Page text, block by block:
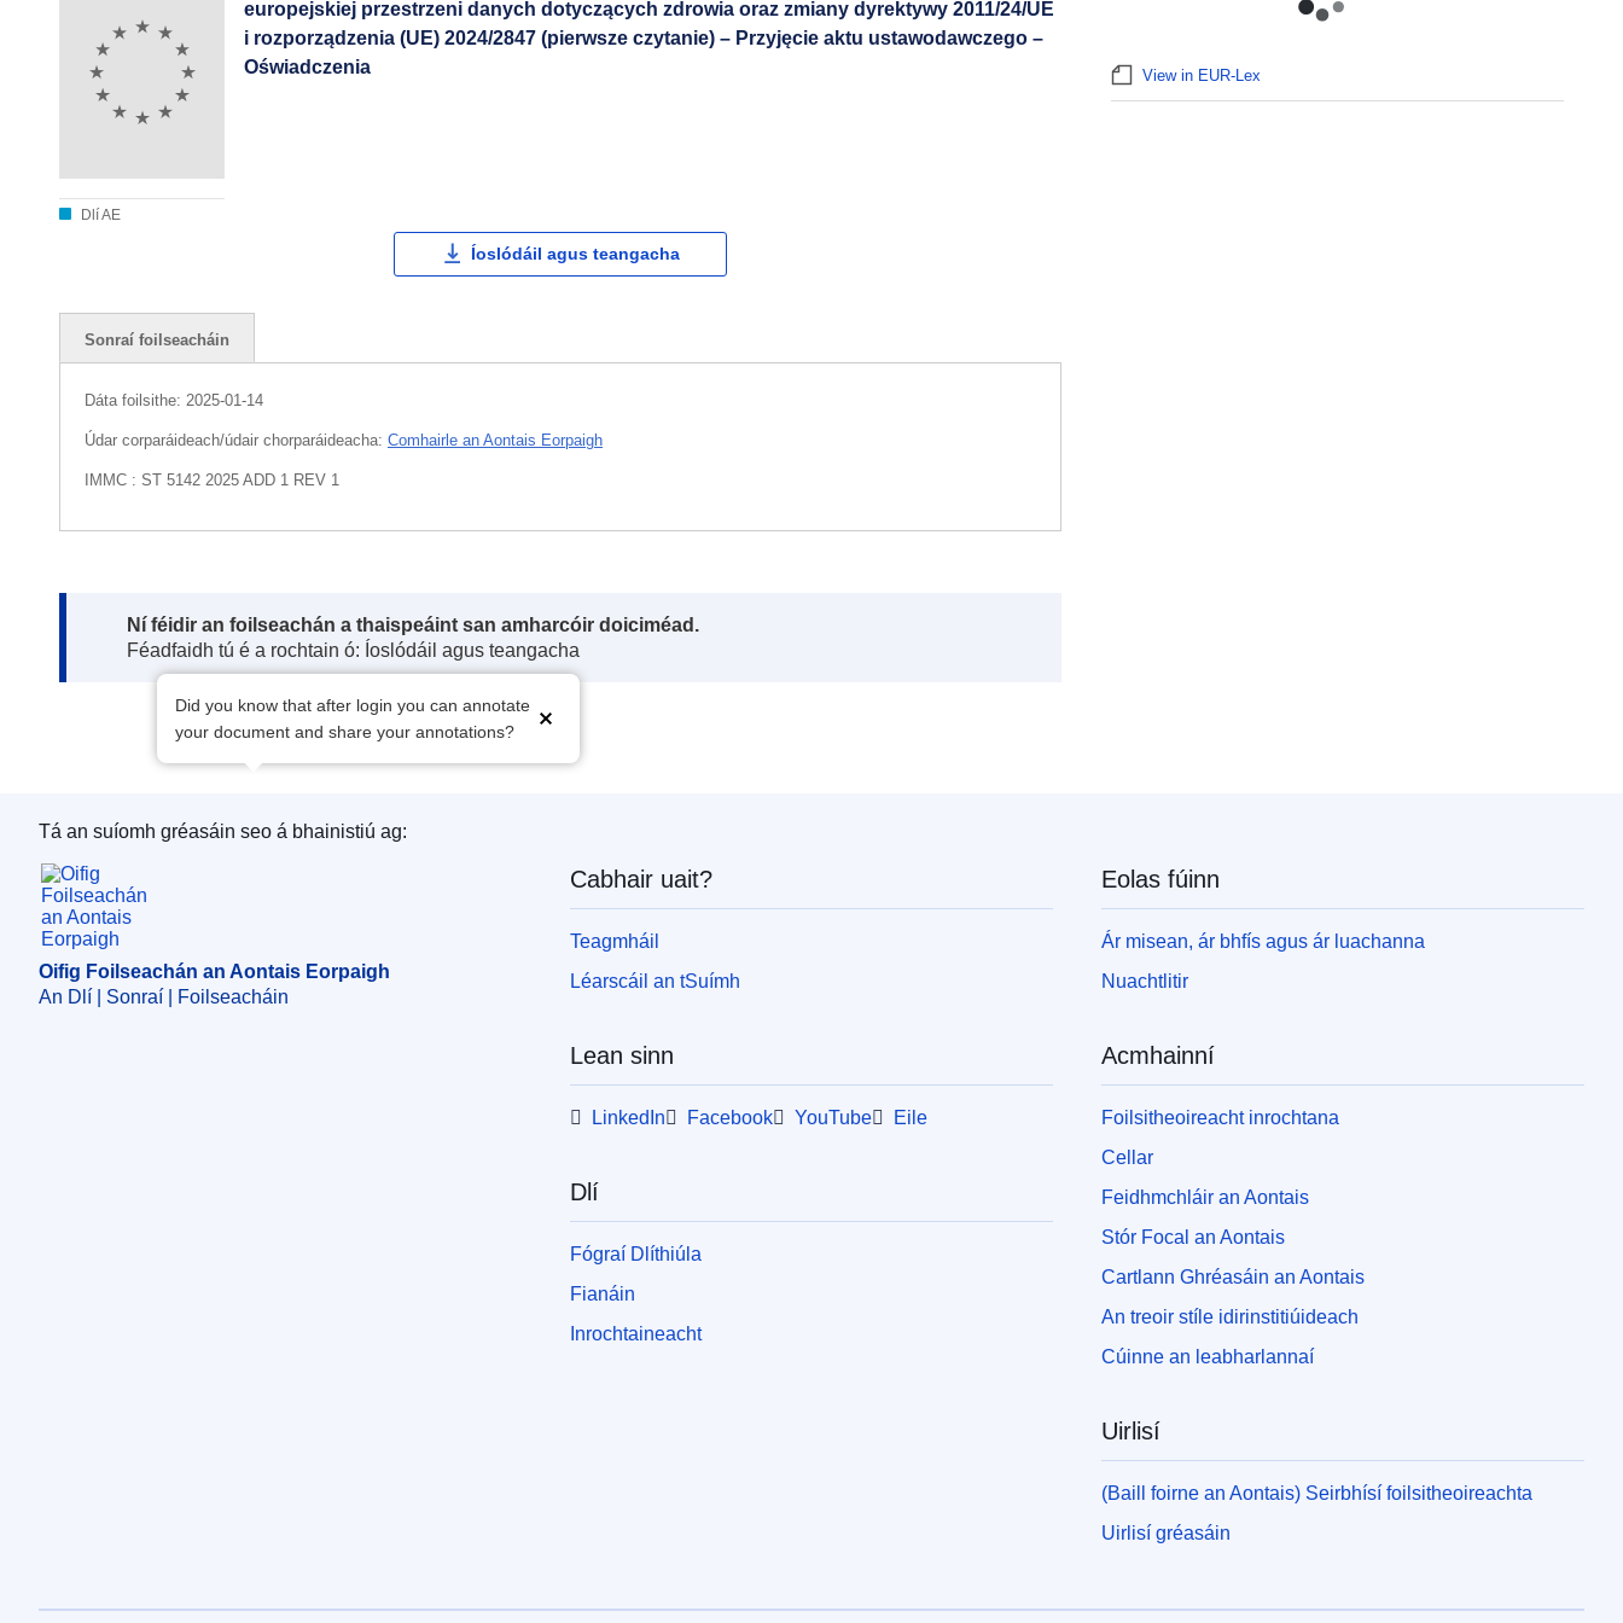
Dlí AE
europejskiej przestrzeni danych dotyczących zdrowia oraz zmiany dyrektywy 2011/24/UE
i rozporządzenia (UE) 2024/2847 (pierwsze czytanie) – Przyjęcie aktu ustawodawczego –
Oświadczenia
Íoslódáil agus teangacha
Sonraí foilseacháin
Dáta foilsithe: 2025-01-14
Údar corparáideach/údair chorparáideacha: Comhairle an Aontais Eorpaigh
IMMC : ST 5142 2025 ADD 1 REV 1
Note:
Ní féidir an foilseachán a thaispeáint san amharcóir doiciméad.
Féadfaidh tú é a rochtain ó: Íoslódáil agus teangacha
Did you know that after login you can annotate
your document and share your annotations?
View in EUR-Lex
Oifig Foilseachán an Aontais Eorpaigh
Tá an suíomh gréasáin seo á bhainistiú ag:
Oifig Foilseachán an Aontais Eorpaigh
An Dlí | Sonraí | Foilseacháin
Cabhair uait?
Teagmháil
Léarscáil an tSuímh
Lean sinn
LinkedIn Facebook YouTube Eile
Dlí
Fógraí Dlíthiúla
Fianáin
Inrochtaineacht
Eolas fúinn
Ár misean, ár bhfís agus ár luachanna
Nuachtlitir
Acmhainní
Foilsitheoireacht inrochtana
Cellar
Feidhmchláir an Aontais
Stór Focal an Aontais
Cartlann Ghréasáin an Aontais
An treoir stíle idirinstitiúideach
Cúinne an leabharlannaí
Uirlisí
(Baill foirne an Aontais) Seirbhísí foilsitheoireachta
Uirlisí gréasáin